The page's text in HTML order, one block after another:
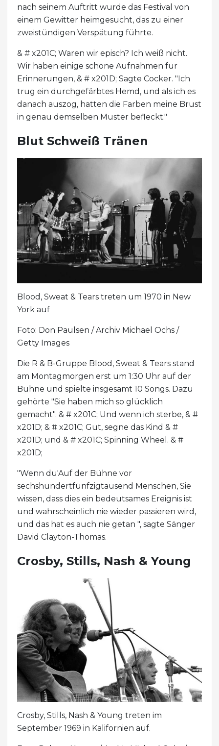
nach seinem Auftritt wurde das Festival von
einem Gewitter heimgesucht, das zu einer
zweistündigen Verspätung führte.
& # x201C; Waren wir episch? Ich weiß nicht.
Wir haben einige schöne Aufnahmen für
Erinnerungen, & # x201D; Sagte Cocker. "Ich
trug ein durchgefärbtes Hemd, und als ich es
danach auszog, hatten die Farben meine Brust
in genau demselben Muster befleckt."
Blut Schweiß Tränen
Blood, Sweat & Tears treten um 1970 in New
York auf
Foto: Don Paulsen / Archiv Michael Ochs /
Getty Images
Die R & B-Gruppe Blood, Sweat & Tears stand
am Montagmorgen erst um 1:30 Uhr auf der
Bühne und spielte insgesamt 10 Songs. Dazu
gehörte "Sie haben mich so glücklich
gemacht". & # x201C; Und wenn ich sterbe, & #
x201D; & # x201C; Gut, segne das Kind & #
x201D; und & # x201C; Spinning Wheel. & #
x201D;
"Wenn du'Auf der Bühne vor
sechshundertfünfzigtausend Menschen, Sie
wissen, dass dies ein bedeutsames Ereignis ist
und wahrscheinlich nie wieder passieren wird,
und das hat es auch nie getan ", sagte Sänger
David Clayton-Thomas.
Crosby, Stills, Nash & Young
Crosby, Stills, Nash & Young treten im
September 1969 in Kalifornien auf.